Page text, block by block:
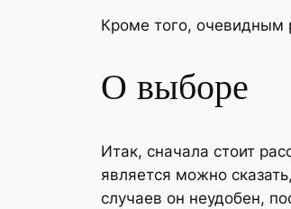
Кроме того, очевидным
О выборе
Итак, сначала стоит
является можно
случаев он неудобен,